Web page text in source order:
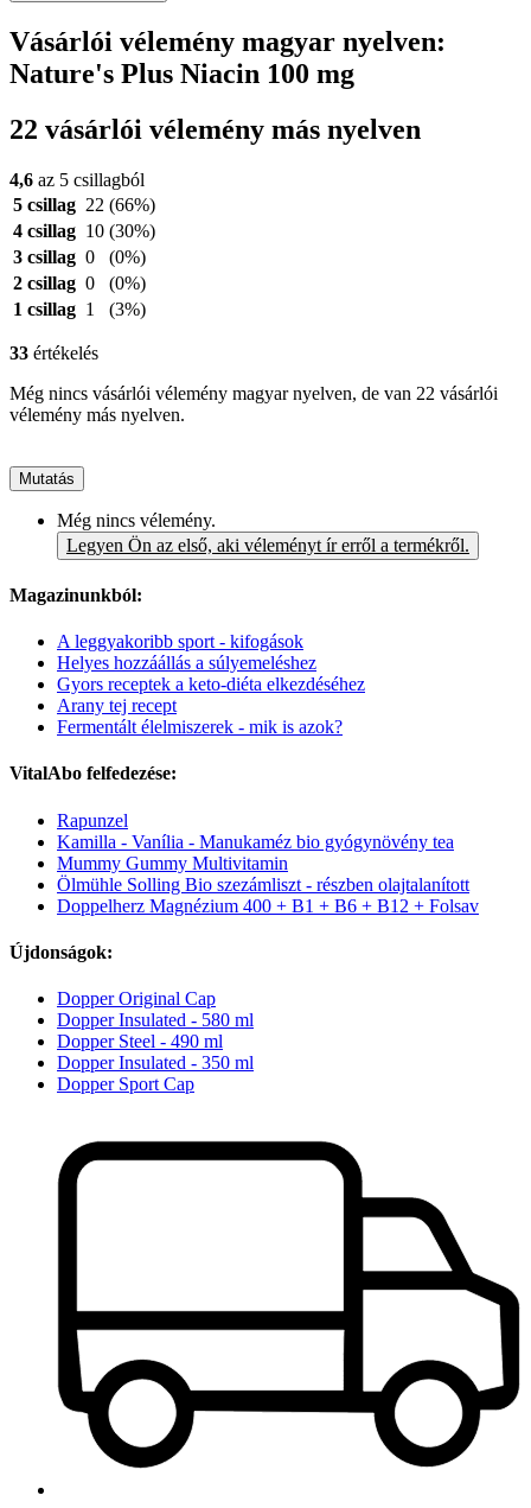
Vásárlói vélemény magyar nyelven:
Nature's Plus Niacin 100 mg
22 vásárlói vélemény más nyelven
4,6 az 5 csillagból
5 csillag 22 (66%)
4 csillag 10 (30%)
3 csillag 0
(0%)
2 csillag 0
(0%)
1 csillag 1 (3%)
33 értékelés
Még nincs vásárlói vélemény magyar nyelven, de van 22 vásárlói
vélemény más nyelven.
Mutatás
Még nincs vélemény.
Legyen Ön az első, aki véleményt ír erről a termékről.
Magazinunkból:
A leggyakoribb sport - kifogások
Helyes hozzáállás a súlyemeléshez
Gyors receptek a keto-diéta elkezdéséhez
Arany tej recept
Fermentált élelmiszerek - mik is azok?
VitalAbo felfedezése:
Rapunzel
Kamilla - Vanília - Manukaméz bio gyógynövény tea
Mummy Gummy Multivitamin
Ölmühle Solling Bio szezámliszt - részben olajtalanított
Doppelherz Magnézium 400 + B1 + B6 + B12 + Folsav
Újdonságok:
Dopper Original Cap
Dopper Insulated - 580 ml
Dopper Steel - 490 ml
Dopper Insulated - 350 ml
Dopper Sport Cap